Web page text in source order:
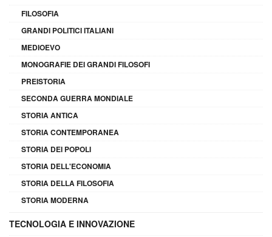
FILOSOFIA
GRANDI POLITICI ITALIANI
MEDIOEVO
MONOGRAFIE DEI GRANDI FILOSOFI
PREISTORIA
SECONDA GUERRA MONDIALE
STORIA ANTICA
STORIA CONTEMPORANEA
STORIA DEI POPOLI
STORIA DELL'ECONOMIA
STORIA DELLA FILOSOFIA
STORIA MODERNA
TECNOLOGIA E INNOVAZIONE